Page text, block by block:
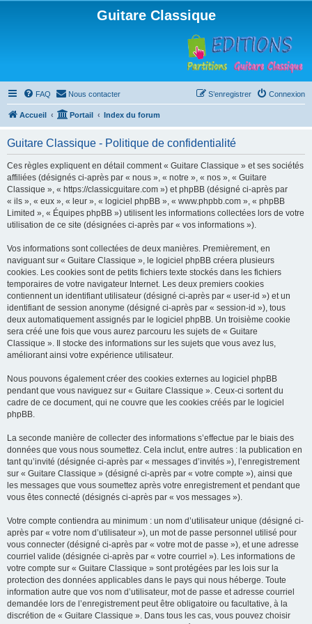
Guitare Classique
FAQ Nous contacter Connexion
S’enregistrer
Accueil Portail Index du forum
Guitare Classique - Politique de confidentialité
Ces règles expliquent en détail comment « Guitare Classique » et ses sociétés
affiliées (désignés ci-après par « nous », « notre », « nos », « Guitare
Classique », « https://classicguitare.com ») et phpBB (désigné ci-après par
« ils », « eux », « leur », « logiciel phpBB », « www.phpbb.com », « phpBB
Limited », « Équipes phpBB ») utilisent les informations collectées lors de votre
utilisation de ce site (désignées ci-après par « vos informations »).
Vos informations sont collectées de deux manières. Premièrement, en
naviguant sur « Guitare Classique », le logiciel phpBB créera plusieurs
cookies. Les cookies sont de petits fichiers texte stockés dans les fichiers
temporaires de votre navigateur Internet. Les deux premiers cookies
contiennent un identifiant utilisateur (désigné ci-après par « user-id ») et un
identifiant de session anonyme (désigné ci-après par « session-id »), tous
deux automatiquement assignés par le logiciel phpBB. Un troisième cookie
sera créé une fois que vous aurez parcouru les sujets de « Guitare
Classique ». Il stocke des informations sur les sujets que vous avez lus,
améliorant ainsi votre expérience utilisateur.
Nous pouvons également créer des cookies externes au logiciel phpBB
pendant que vous naviguez sur « Guitare Classique ». Ceux-ci sortent du
cadre de ce document, qui ne couvre que les cookies créés par le logiciel
phpBB.
La seconde manière de collecter des informations s’effectue par le biais des
données que vous nous soumettez. Cela inclut, entre autres : la publication en
tant qu’invité (désignée ci-après par « messages d’invités »), l’enregistrement
sur « Guitare Classique » (désigné ci-après par « votre compte »), ainsi que
les messages que vous soumettez après votre enregistrement et pendant que
vous êtes connecté (désignés ci-après par « vos messages »).
Votre compte contiendra au minimum : un nom d’utilisateur unique (désigné ci-
après par « votre nom d’utilisateur »), un mot de passe personnel utilisé pour
vous connecter (désigné ci-après par « votre mot de passe »), et une adresse
courriel valide (désignée ci-après par « votre courriel »). Les informations de
votre compte sur « Guitare Classique » sont protégées par les lois sur la
protection des données applicables dans le pays qui nous héberge. Toute
information autre que vos nom d’utilisateur, mot de passe et adresse courriel
demandée lors de l’enregistrement peut être obligatoire ou facultative, à la
discrétion de « Guitare Classique ». Dans tous les cas, vous pouvez choisir